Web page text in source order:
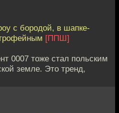
с бородой, в шапке-
[ППШ]
0007 тоже стал польским
земле. Это тренд,